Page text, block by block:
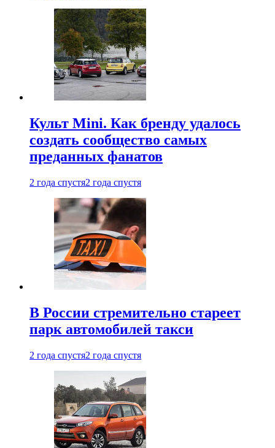
Культ Mini. Как бренду удалось
создать сообщество самых
преданных фанатов
2 года спустя2 года спустя
В России стремительно стареет
парк автомобилей такси
2 года спустя2 года спустя